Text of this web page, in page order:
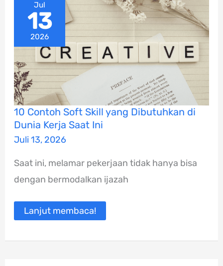
Jul
13
2026
10 Contoh Soft Skill yang Dibutuhkan di
Dunia Kerja Saat Ini
Juli 13, 2026
Saat ini, melamar pekerjaan tidak hanya bisa
dengan bermodalkan ijazah
10
Contoh
Soft
Skill
yang
di
Kerja
Ini
Lanjut membaca!